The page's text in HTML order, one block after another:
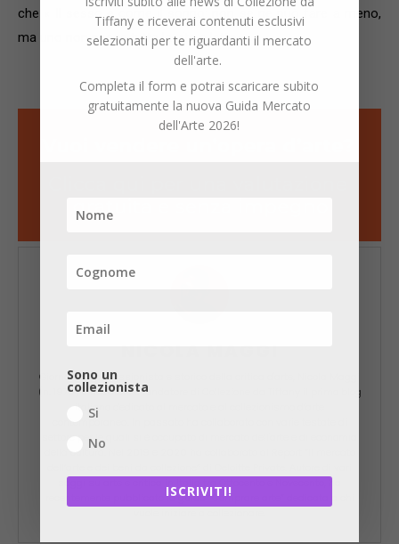
che « Il sesso è come il sonno: non se ne può fare a meno,
ma uno non passa tutta la vita a letto».
Giornalista professionista e storico della critica d'arte, Nicola Maggi
(n. 1975) è l'ideatore e fondatore di Collezione da Tiffany il primo blog
italiano dedicato al mercato e al collezionismo d’arte
contemporanea. In passato ha collaborato con varie testate di
settore per le quali si è occupato di mercato dell'arte e di economia
della cultura. Nel 2019 e 2020 ha collaborato al Report “Il mercato
saggi su arte e critica in Italia tra Ottocento e Novecento, ha
recentemente pubblicato la guida “Comprare arte” dedicata a chi
Tiffany e riceverai contenuti esclusivi
selezionati per te riguardanti il mercato
dell'arte.
Completa il form e potrai scaricare subito
gratuitamente la nuova Guida Mercato
dell'Arte 2026!
Sono un
collezionista
Si
No
ISCRIVITI!